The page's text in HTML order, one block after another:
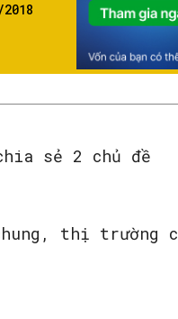
sẻ 2 chủ đề
thị trường